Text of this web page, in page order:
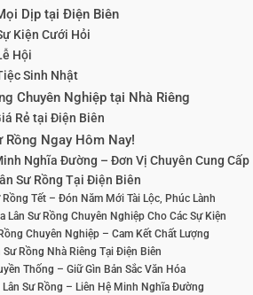
Dịp tại Điện Biên
Kiện Cưới Hỏi
Hội
Sinh Nhật
Chuyên Nghiệp tại Nhà Riêng
Rẻ tại Điện Biên
Rồng Ngay Hôm Nay!
Nghĩa Đường – Đơn Vị Chuyên Cung Cấp
Sư Rồng Tại Điện Biên
Rồng Tết – Đón Năm Mới Tài Lộc, Phúc Lành
Lân Sư Rồng Chuyên Nghiệp Cho Các Sự Kiện
Chuyên Nghiệp – Cam Kết Chất Lượng
Sư Rồng Nhà Riêng Tại Điện Biên
Thống – Giữ Gìn Bản Sắc Văn Hóa
Sư Rồng – Liên Hệ Minh Nghĩa Đường